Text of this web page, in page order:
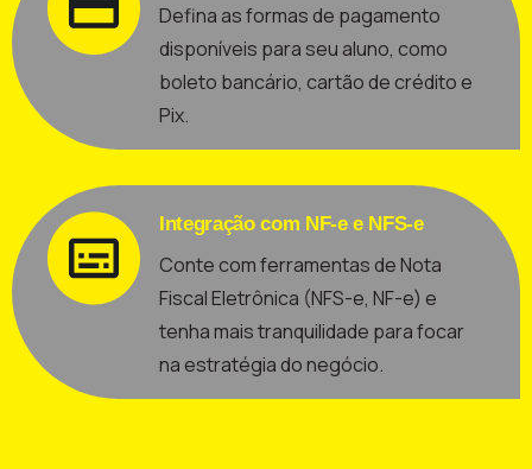
Defina as formas de pagamento
disponíveis para seu aluno, como
boleto bancário, cartão de crédito e
Pix.
Integração com NF-e e NFS-e
Conte com ferramentas de Nota
Fiscal Eletrônica (NFS-e, NF-e) e
tenha mais tranquilidade para focar
na estratégia do negócio.